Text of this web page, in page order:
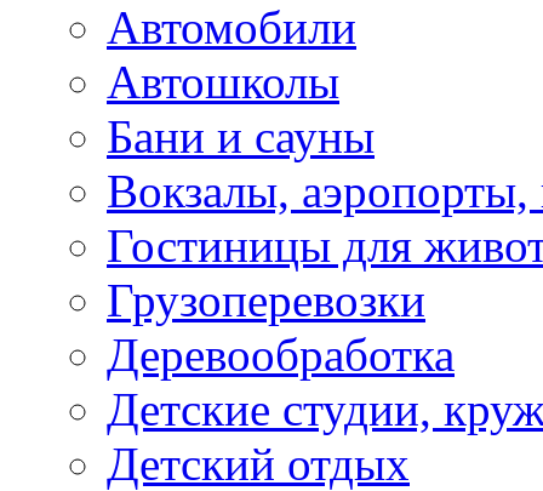
Автомобили
Автошколы
Бани и сауны
Вокзалы,
Гостиницы для
Грузоперевозки
Деревообработка
Детские студии,
Детский отдых